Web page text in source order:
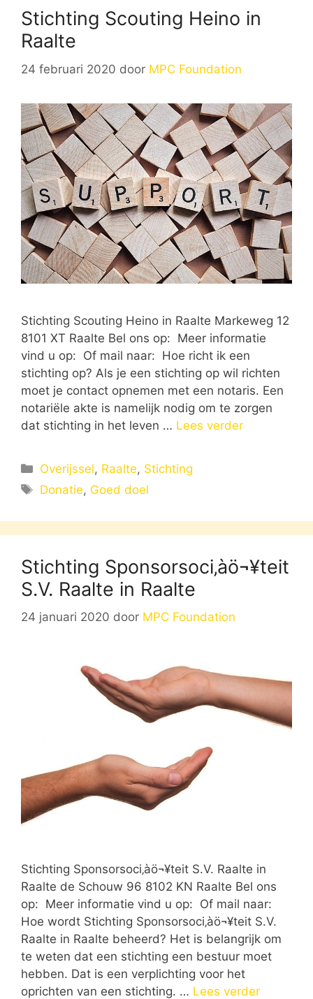
Stichting Scouting Heino in
Raalte
24 februari 2020 door MPC Foundation
Stichting Scouting Heino in Raalte Markeweg 12
8101 XT Raalte Bel ons op: Meer informatie
vind u op: Of mail naar: Hoe richt ik een
stichting op? Als je een stichting op wil richten
moet je contact opnemen met een notaris. Een
notariële akte is namelijk nodig om te zorgen
dat stichting in het leven … Lees verder
Categorieën
Overijssel, Raalte, Stichting
Tags
Donatie, Goed doel
Stichting Sponsorsoci‚àö¬¥teit
S.V. Raalte in Raalte
24 januari 2020 door MPC Foundation
Stichting Sponsorsoci‚àö¬¥teit S.V. Raalte in
Raalte de Schouw 96 8102 KN Raalte Bel ons
op: Meer informatie vind u op: Of mail naar:
Hoe wordt Stichting Sponsorsoci‚àö¬¥teit S.V.
Raalte in Raalte beheerd? Het is belangrijk om
te weten dat een stichting een bestuur moet
hebben. Dat is een verplichting voor het
oprichten van een stichting. … Lees verder